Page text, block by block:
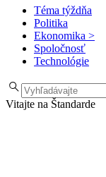
Téma týždňa
Politika
Ekonomika >
Spoločnosť
Technológie
Vitajte na Štandarde